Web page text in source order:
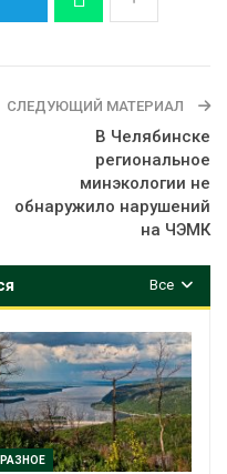
СЛЕДУЮЩИЙ МАТЕРИАЛ
В Челябинске
региональное
минэкологии не
обнаружило нарушений
на ЧЭМК
Все
РАЗНОЕ